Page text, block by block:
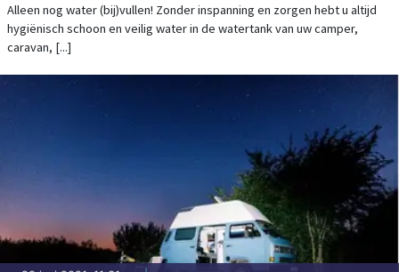
Alleen nog water (bij)vullen! Zonder inspanning en zorgen hebt u altijd
hygiënisch schoon en veilig water in de watertank van uw camper,
caravan, [...]